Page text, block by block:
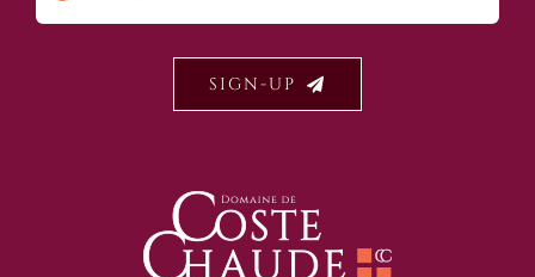
SIGN-UP